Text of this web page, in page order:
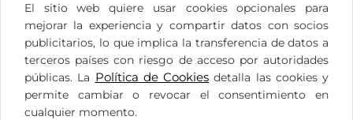
Plaza del Ferrocarril, 12
Bajo
28290 Las Matas, Madrid
info@delcantoformacion.com
(+34) 689 816 430
El sitio web quiere usar cookies opcionales para
mejorar la experiencia y compartir datos con socios
publicitarios, lo que implica la transferencia de datos a
terceros países con riesgo de acceso por autoridades
públicas. La Política de Cookies detalla las cookies y
permite cambiar o revocar el consentimiento en
cualquier momento.